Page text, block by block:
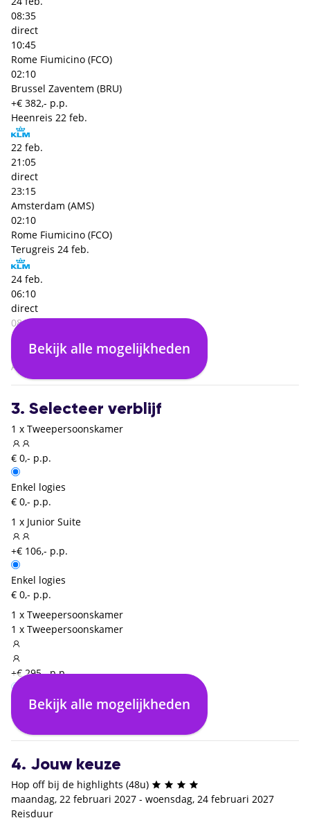
08:35
direct
10:45
Rome Fiumicino (FCO)
02:10
Brussel Zaventem (BRU)
+€ 382,- p.p.
Heenreis 22 feb.
22 feb.
21:05
direct
23:15
Amsterdam (AMS)
02:10
Rome Fiumicino (FCO)
Terugreis 24 feb.
24 feb.
06:10
direct
08:40
Rome Fiumicino (FCO)
02:30
Amsterdam (AMS)
Bekijk alle mogelijkheden
3. Selecteer verblijf
1 x Tweepersoonskamer
€ 0,- p.p.
Enkel logies
€ 0,- p.p.
1 x Junior Suite
+€ 106,- p.p.
Enkel logies
€ 0,- p.p.
1 x Tweepersoonskamer
1 x Tweepersoonskamer
+€ 295,- p.p.
Enkel logies
€ 0,- p.p.
Bekijk alle mogelijkheden
4. Jouw keuze
Hop off bij de highlights (48u)
maandag, 22 februari 2027 - woensdag, 24 februari 2027
Reisduur